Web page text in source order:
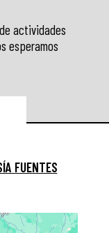
actividades
esperamos
FUENTES